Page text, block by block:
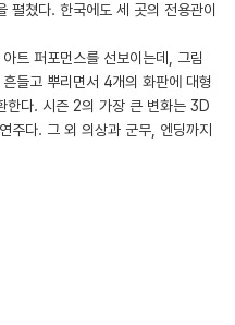
쳤다. 한국에도 세 곳의 전용관이
트 퍼포먼스를 선보이는데, 그림
들고 뿌리면서 4개의 화판에 대형
한다. 시즌 2의 가장 큰 변화는 3D
주다. 그 외 의상과 군무, 엔딩까지